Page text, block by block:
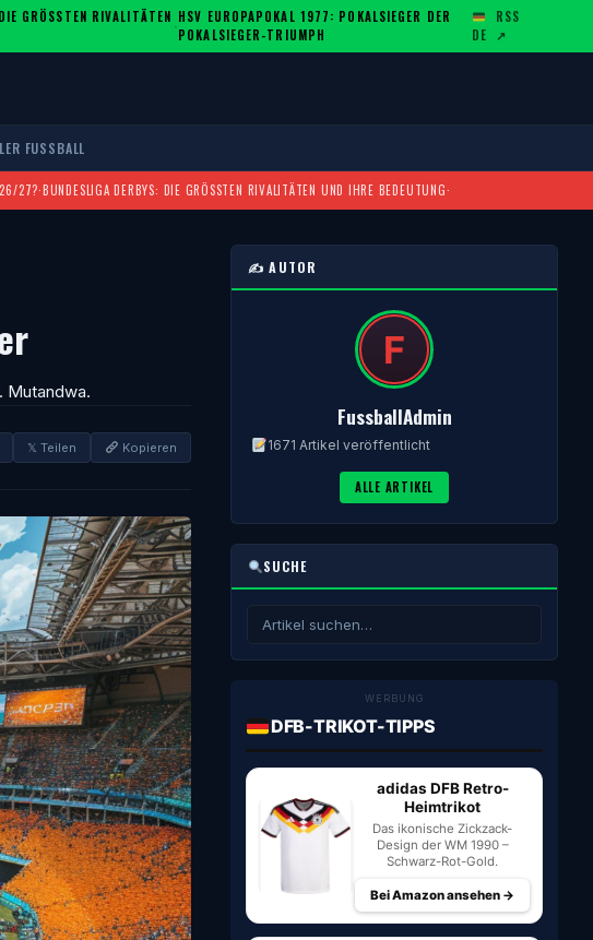
GRÖSSTEN RIVALITÄTEN U
·
HSV EUROPAPOKAL 1977: POKALSIEGER DER
POKALSIEGER-TRIUMPH
DE
RSS
↗
FUSSBALL
27?·BUNDESLIGA DERBYS: DIE GRÖSSTEN RIVALITÄTEN UND IHRE BEDEUTUNG ·
Mutandwa.
𝕏 Teilen Kopieren
✍️ AUTOR
FussballAdmin
1671 Artikel veröffentlicht
ALLE ARTIKEL
SUCHE
WERBUNG
DFB-TRIKOT-TIPPS
adidas DFB Retro-
Heimtrikot
Das ikonische Zickzack-
Design der WM 1990 –
Schwarz-Rot-Gold.
Bei Amazon ansehen →